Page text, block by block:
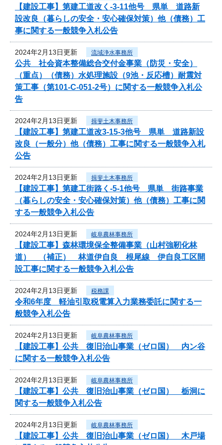
【建設工事】第建工道改く-3-11他号 県単 道路新
設改良（暮らしの安全・安心確保対策）他（債務）工
事に関する一般競争入札公告
2024年2月13日更新 流域浄水事務所
公共 社会資本整備総合交付金事業（防災・安全）
（重点）（債務）水処理施設（9池・反応槽）耐震対
策工事（第101-C-051-2号）に関する一般競争入札公
告
2024年2月13日更新 揖斐土木事務所
【建設工事】第建工道改3-15-3他号 県単 道路新設
改良（一般分）他（債務）工事に関する一般競争入札
公告
2024年2月13日更新 揖斐土木事務所
【建設工事】第建工街路く-5-1他号 県単 街路事業
（暮らしの安全・安心確保対策）他（債務）工事に関
する一般競争入札公告
2024年2月13日更新 岐阜農林事務所
【建設工事】森林環境保全整備事業（山村強靭化林
道） （補正） 林道伊自良 根尾線 伊自良工区開
設工事に関する一般競争入札公告
2024年2月13日更新 税務課
令和6年度 軽油引取税電算入力業務委託に関する一
般競争入札公告
2024年2月13日更新 岐阜農林事務所
【建設工事】公共 復旧治山事業（ゼロ国） 内ン谷
に関する一般競争入札公告
2024年2月13日更新 岐阜農林事務所
【建設工事】公共 復旧治山事業（ゼロ国） 栃洞に
関する一般競争入札公告
2024年2月13日更新 岐阜農林事務所
【建設工事】公共 復旧治山事業（ゼロ国） 木戸場